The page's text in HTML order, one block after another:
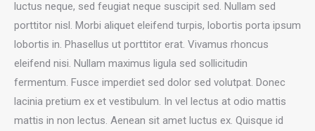
luctus neque, sed feugiat neque suscipit sed. Nullam sed
porttitor nisl. Morbi aliquet eleifend turpis, lobortis porta ipsum
lobortis in. Phasellus ut porttitor erat. Vivamus rhoncus
eleifend nisi. Nullam maximus ligula sed sollicitudin
fermentum. Fusce imperdiet sed dolor sed volutpat. Donec
lacinia pretium ex et vestibulum. In vel lectus at odio mattis
mattis in non lectus. Aenean sit amet luctus ex. Quisque id